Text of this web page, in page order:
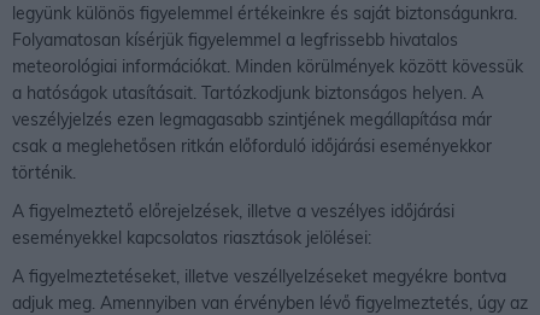
legyünk különös figyelemmel értékeinkre és saját biztonságunkra.
Folyamatosan kísérjük figyelemmel a legfrissebb hivatalos
meteorológiai információkat. Minden körülmények között kövessük
a hatóságok utasításait. Tartózkodjunk biztonságos helyen. A
veszélyjelzés ezen legmagasabb szintjének megállapítása már
csak a meglehetősen ritkán előforduló időjárási eseményekkor
történik.
A figyelmeztető előrejelzések, illetve a veszélyes időjárási
eseményekkel kapcsolatos riasztások jelölései:
A figyelmeztetéseket, illetve veszéllyelzéseket megyékre bontva
adjuk meg. Amennyiben van érvényben lévő figyelmeztetés, úgy az